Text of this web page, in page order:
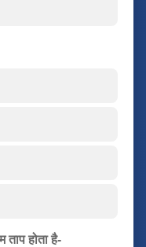
ताप होता है-